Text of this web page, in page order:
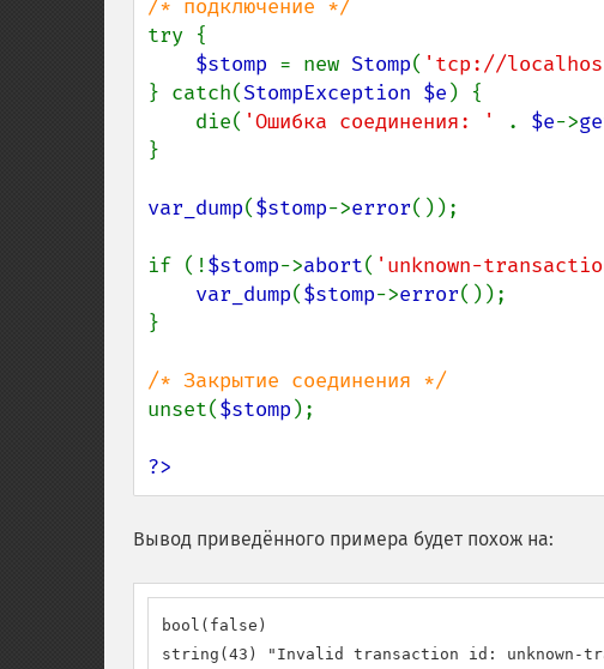
try {
$stomp = new Stomp( 'tcp://
} catch(StompException $e ) {
    die(
'Ошибка соединения: ' . $e->
}
var_dump($stomp->error());
if (!$stomp->abort( 'unknown-
var_dump($stomp->error());
}
unset($stomp );
?>
Вывод приведённого примера будет похож на:
bool(false)
string(43) "Invalid transaction id: unknown-